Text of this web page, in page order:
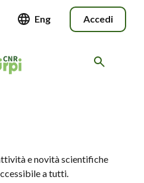
Eng Accedi
e novità scientifiche
a tutti.